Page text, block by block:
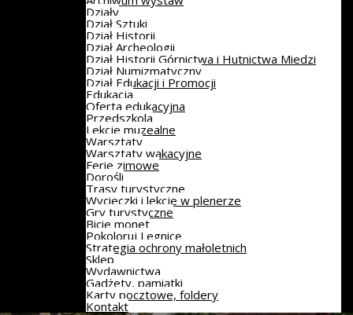
Działy
Dział Sztuki
Dział Historii
Dział Archeologii
Dział Historii Górnictwa i Hutnictwa Miedzi
Dział Numizmatyczny
Dział Edukacji i Promocji
Edukacja
Oferta edukacyjna
Przedszkola
Lekcje muzealne
Warsztaty
Warsztaty wakacyjne
Ferie zimowe
Dorośli
Trasy turystyczne
Wycieczki i lekcje w plenerze
Gry turystyczne
Bicie monet
Pokoloruj Legnicę
Strategia ochrony małoletnich
Sklep
Wydawnictwa
Gadżety, pamiątki
Karty pocztowe, foldery
Kontakt